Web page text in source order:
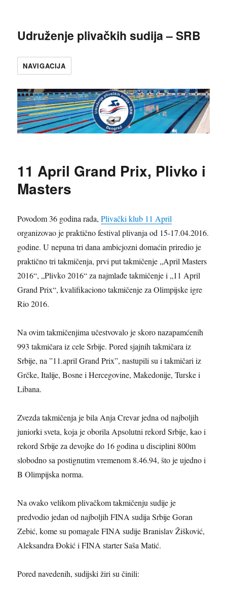
Udruženje plivačkih sudija – SRB
NAVIGACIJA
11 April Grand Prix, Plivko i
Masters
Povodom 36 godina rada,Plivački klub 11 April
organizovao je praktično festival plivanja od 15-17.04.2016.
godine. U nepuna tri dana ambicjozni domaćin priredio je
praktično tri takmičenja, prvi put takmičenje „April Masters
2016“, „Plivko 2016“ za najmlađe takmičenje i „11 April
Grand Prix“, kvalifikaciono takmičenje za Olimpijske igre
Rio 2016.
Na ovim takmičenjima učestvovalo je skoro nazapamćenih
993 takmičara iz cele Srbije. Pored sjajnih takmičara iz
Srbije, na ”11.april Grand Prix”, nastupili su i takmičari iz
Grčke, Italije, Bosne i Hercegovine, Makedonije, Turske i
Libana.
Zvezda takmičenja je bila Anja Crevar jedna od najboljih
juniorki sveta, koja je oborila Apsolutni rekord Srbije, kao i
rekord Srbije za devojke do 16 godina u disciplini 800m
slobodno sa postignutim vremenom 8.46.94, što je ujedno i
B Olimpijska norma.
Na ovako velikom plivačkom takmičenju sudije je
predvodio jedan od najboljih FINA sudija Srbije Goran
Zebić, kome su pomagale FINA sudije Branislav Žišković,
Aleksandra Đokić i FINA starter Saša Matić.
Pored navedenih, sudijski žiri su činili: